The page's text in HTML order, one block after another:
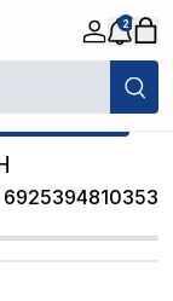
2
15W 880 L/H
satıcısıdır.
6925394810353